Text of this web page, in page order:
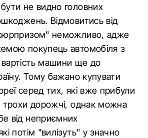
не видно головних
Відмовитись від
неможливо, адже
покупець автомобіля з
машини ще до
Тому бажано купувати
серед тих, які вже прибули
трохи дорожчі, однак можна
від неприємних
потім "вилізуть" у значно